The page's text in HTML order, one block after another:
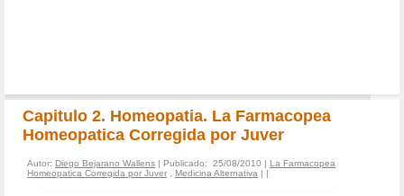
Capitulo 2. Homeopatia. La Farmacopea
Homeopatica Corregida por Juver
Autor: Diego Bejarano Wallens | Publicado: 25/08/2010 | La Farmacopea
Homeopatica Corregida por Juver
Medicina Alternativa | |